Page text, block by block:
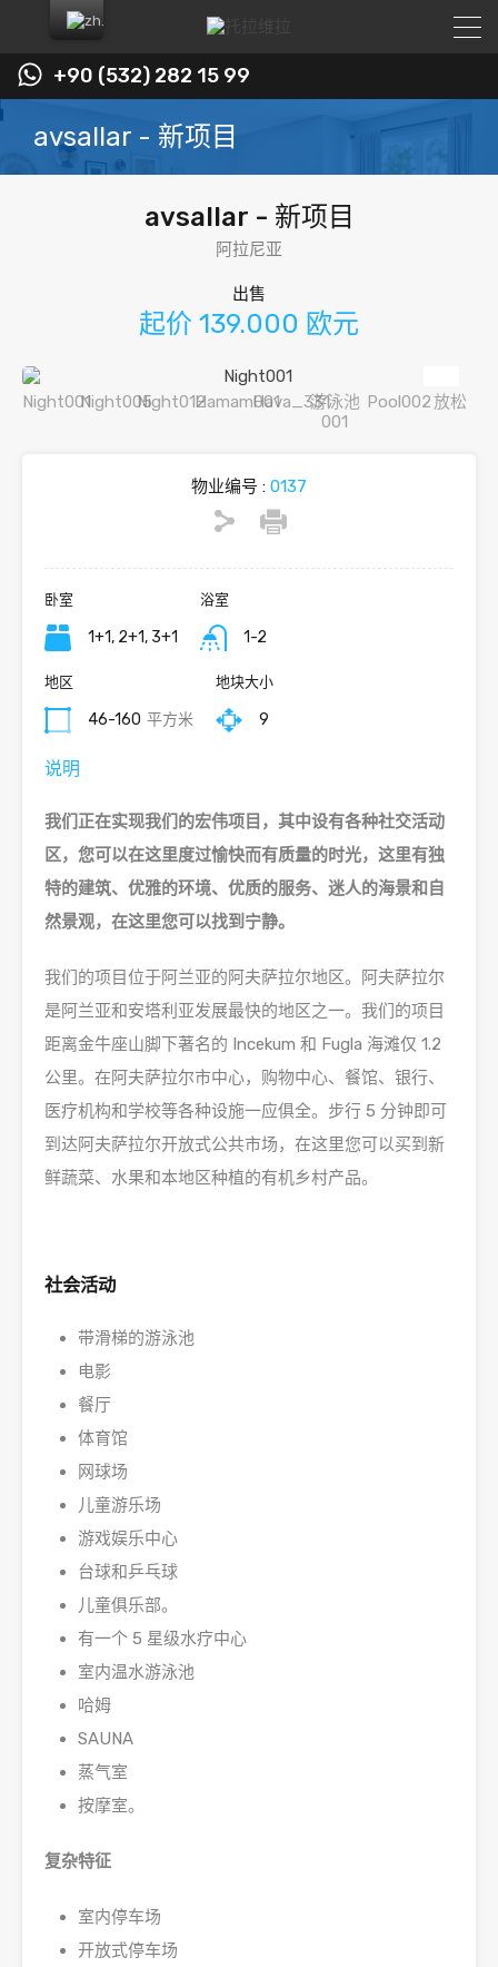
+90 (532) 282 15 99
avsallar - 新项目
avsallar - 新项目
阿拉尼亚
出售
起价 139.000 欧元
物业编号 : 0137
卧室
1+1, 2+1, 3+1
浴室
1-2
地区
46-160 平方米
地块大小
9
说明
我们正在实现我们的宏伟项目，其中设有各种社交活动
区，您可以在这里度过愉快而有质量的时光，这里有独
特的建筑、优雅的环境、优质的服务、迷人的海景和自
然景观，在这里您可以找到宁静。
我们的项目位于阿兰亚的阿夫萨拉尔地区。阿夫萨拉尔
是阿兰亚和安塔利亚发展最快的地区之一。我们的项目
距离金牛座山脚下著名的 Incekum 和 Fugla 海滩仅 1.2
公里。在阿夫萨拉尔市中心，购物中心、餐馆、银行、
医疗机构和学校等各种设施一应俱全。步行 5 分钟即可
到达阿夫萨拉尔开放式公共市场，在这里您可以买到新
鲜蔬菜、水果和本地区种植的有机乡村产品。
社会活动
带滑梯的游泳池
电影
餐厅
体育馆
网球场
儿童游乐场
游戏娱乐中心
台球和乒乓球
儿童俱乐部。
有一个 5 星级水疗中心
室内温水游泳池
哈姆
SAUNA
蒸气室
按摩室。
复杂特征
室内停车场
开放式停车场